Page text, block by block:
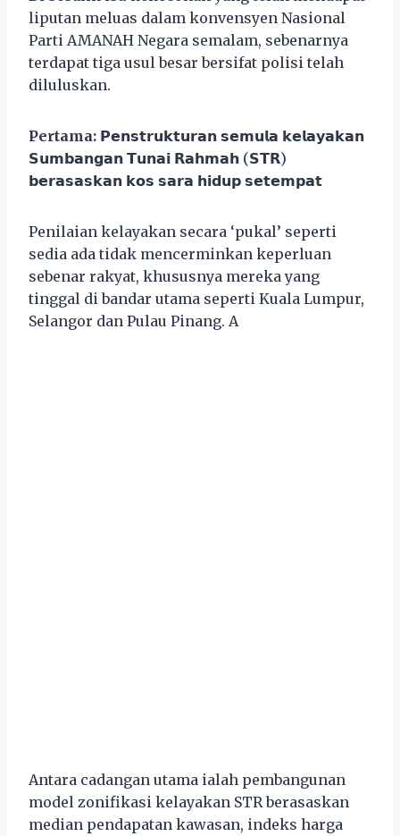
liputan meluas dalam konvensyen Nasional
Parti AMANAH Negara semalam, sebenarnya
terdapat tiga usul besar bersifat polisi telah
diluluskan.
Pertama: 𝗣𝗲𝗻𝘀𝘁𝗿𝘂𝗸𝘁𝘂𝗿𝗮𝗻 𝘀𝗲𝗺𝘂𝗹𝗮 𝗸𝗲𝗹𝗮𝘆𝗮𝗸𝗮𝗻
𝗦𝘂𝗺𝗯𝗮𝗻𝗴𝗮𝗻 𝗧𝘂𝗻𝗮𝗶 𝗥𝗮𝗵𝗺𝗮𝗵 (𝗦𝗧𝗥)
𝗯𝗲𝗿𝗮𝘀𝗮𝘀𝗸𝗮𝗻 𝗸𝗼𝘀 𝘀𝗮𝗿𝗮 𝗵𝗶𝗱𝘂𝗽 𝘀𝗲𝘁𝗲𝗺𝗽𝗮𝘁
Penilaian kelayakan secara ‘pukal’ seperti
sedia ada tidak mencerminkan keperluan
sebenar rakyat, khususnya mereka yang
tinggal di bandar utama seperti Kuala Lumpur,
Selangor dan Pulau Pinang. A
Antara cadangan utama ialah pembangunan
model zonifikasi kelayakan STR berasaskan
median pendapatan kawasan, indeks harga